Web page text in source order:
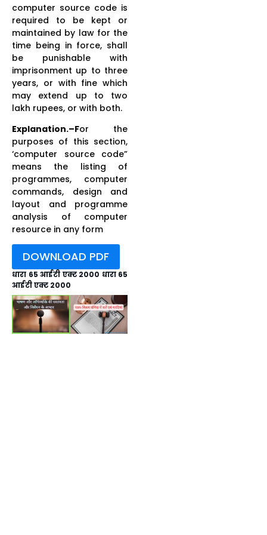
computer source code is
required to be kept or
maintained by law for the
time being in force, shall
be punishable with
imprisonment up to three
years, or with fine which
may extend up to two
lakh rupees, or with both.
Explanation.–For the
purposes of this section,
‘computer source code”
means the listing of
programmes, computer
commands, design and
layout and programme
analysis of computer
resource in any form
DOWNLOAD PDF
धारा 65 आईटी एक्ट 2000 धारा 65
आईटी एक्ट 2000